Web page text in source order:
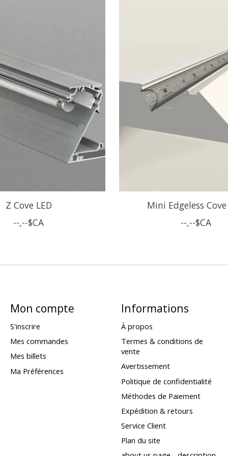
Z Cove LED
--,--$CA
Mini Edgeless Cove
--,--$CA
Mon compte
S'inscrire
Mes commandes
Mes billets
Ma Préférences
Informations
À propos
Termes & conditions de
vente
Avertissement
Politique de confidentialité
Méthodes de Paiement
Expédition & retours
Service Client
Plan du site